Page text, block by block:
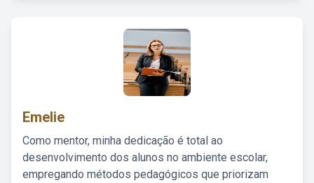
Emelie
Como mentor, minha dedicação é total ao
desenvolvimento dos alunos no ambiente escolar,
empregando métodos pedagógicos que priorizam